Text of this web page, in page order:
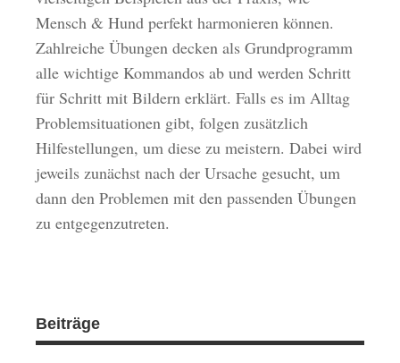
Mensch & Hund perfekt harmonieren können.
Zahlreiche Übungen decken als Grundprogramm
alle wichtige Kommandos ab und werden Schritt
für Schritt mit Bildern erklärt. Falls es im Alltag
Problemsituationen gibt, folgen zusätzlich
Hilfestellungen, um diese zu meistern. Dabei wird
jeweils zunächst nach der Ursache gesucht, um
dann den Problemen mit den passenden Übungen
zu entgegenzutreten.
Beiträge